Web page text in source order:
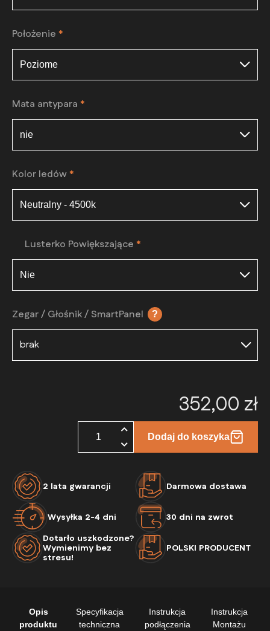
Położenie *
Mata antypara *
Kolor ledów *
Lusterko Powiększające *
Zegar / Głośnik / SmartPanel ?
brak
Lustro
Łazienkowe
podświetleniem
Led
na
wymiar
Dodaj do koszyka
352,00 zł
2 lata gwarancji Darmowa dostawa
Wysyłka 2-4 dni
30 dni na zwrot
Dotarło uszkodzone?
Wymienimy bez
stresu!
POLSKI PRODUCENT
Opis
produktu
Specyfikacja
techniczna
Instrukcja
podłączenia
Instrukcja
Montażu